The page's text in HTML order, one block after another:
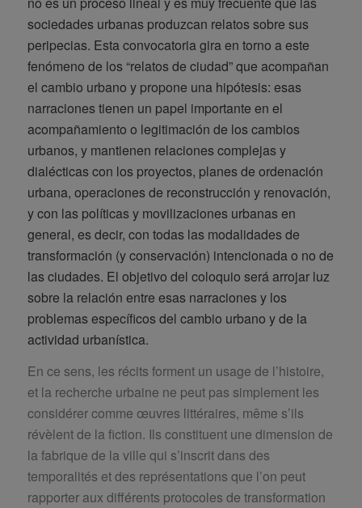
sociedades urbanas produzcan relatos sobre sus
peripecias. Esta convocatoria gira en torno a este
fenómeno de los “relatos de ciudad” que acompañan
el cambio urbano y propone una hipótesis: esas
narraciones tienen un papel importante en el
acompañamiento o legitimación de los cambios
urbanos, y mantienen relaciones complejas y
dialécticas con los proyectos, planes de ordenación
urbana, operaciones de reconstrucción y renovación,
y con las políticas y movilizaciones urbanas en
general, es decir, con todas las modalidades de
transformación (y conservación) intencionada o no de
las ciudades. El objetivo del coloquio será arrojar luz
sobre la relación entre esas narraciones y los
problemas específicos del cambio urbano y de la
actividad urbanística.
En ce sens, les récits forment un usage de l’histoire,
et la recherche urbaine ne peut pas simplement les
considérer comme œuvres littéraires, même s’ils
révèlent de la fiction. Ils constituent une dimension de
la fabrique de la ville qui s’inscrit dans des
temporalités et des représentations que l’on peut
rapporter aux différents protocoles de transformation